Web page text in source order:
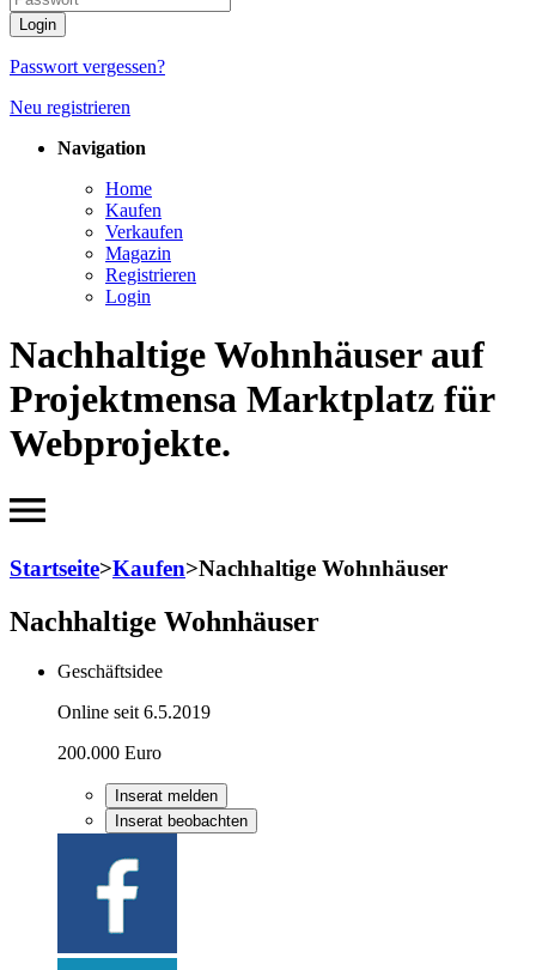
Passwort vergessen?
Neu registrieren
Navigation
Home
Kaufen
Verkaufen
Magazin
Registrieren
Login
Nachhaltige Wohnhäuser auf
Projektmensa Marktplatz für
Webprojekte.
Startseite>Kaufen>Nachhaltige Wohnhäuser
Nachhaltige Wohnhäuser
Geschäftsidee
Online seit 6.5.2019
200.000 Euro
Inserat melden
Inserat beobachten